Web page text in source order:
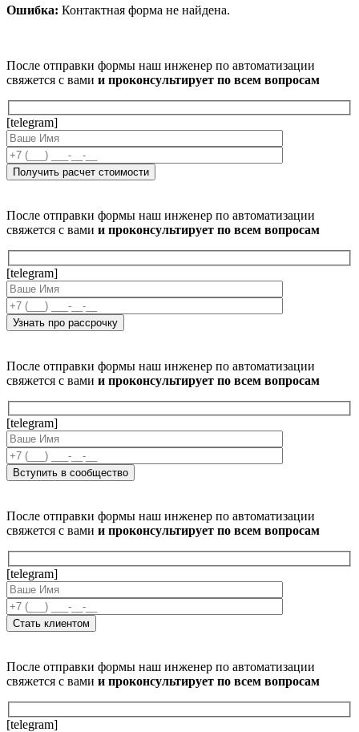
Ошибка: Контактная форма не найдена.
После отправки формы наш инженер по автоматизации
свяжется с вами и проконсультирует по всем вопросам
[telegram]
После отправки формы наш инженер по автоматизации
свяжется с вами и проконсультирует по всем вопросам
[telegram]
После отправки формы наш инженер по автоматизации
свяжется с вами и проконсультирует по всем вопросам
[telegram]
После отправки формы наш инженер по автоматизации
свяжется с вами и проконсультирует по всем вопросам
[telegram]
После отправки формы наш инженер по автоматизации
свяжется с вами и проконсультирует по всем вопросам
[telegram]